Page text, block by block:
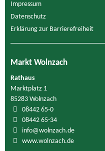
Impressum
Datenschutz
Erklärung zur Barrierefreiheit
Markt Wolnzach
Rathaus
Marktplatz 1
85283 Wolnzach
08442 65-0
08442 65-34
info@wolnzach.de
www.wolnzach.de